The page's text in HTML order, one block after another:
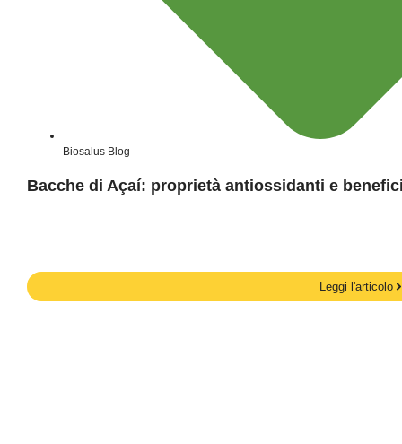
Biosalus Blog
Bacche di Açaí: proprietà antiossidanti e
Leggi l'articolo